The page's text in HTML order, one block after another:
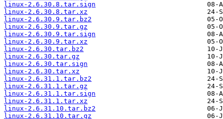
linux-2.6.30.8.tar.sign
linux-2.6.30.8.tar.xz
linux-2.6.30.9.tar.bz2
linux-2.6.30.9.tar.gz
linux-2.6.30.9.tar.sign
linux-2.6.30.9.tar.xz
linux-2.6.30.tar.bz2
linux-2.6.30.tar.gz
linux-2.6.30.tar.sign
linux-2.6.30.tar.xz
linux-2.6.31.1.tar.bz2
linux-2.6.31.1.tar.gz
linux-2.6.31.1.tar.sign
linux-2.6.31.1.tar.xz
linux-2.6.31.10.tar.bz2
linux-2.6.31.10.tar.gz